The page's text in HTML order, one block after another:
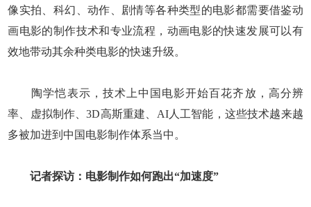
像实拍、科幻、动作、剧情等各种类型的电影都需要借鉴动
画电影的制作技术和专业流程，动画电影的快速发展可以有
效地带动其余种类电影的快速升级。
陶学恺表示，技术上中国电影开始百花齐放，高分辨
率、虚拟制作、3D高斯重建、AI人工智能，这些技术越来越
多被加进到中国电影制作体系当中。
记者探访：电影制作如何跑出“加速度”